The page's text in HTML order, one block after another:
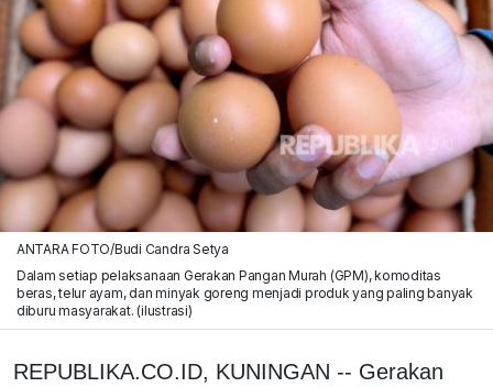
ANTARA FOTO/Budi Candra Setya
Dalam setiap pelaksanaan Gerakan Pangan Murah (GPM), komoditas
beras, telur ayam, dan minyak goreng menjadi produk yang paling banyak
diburu masyarakat. (ilustrasi)
REPUBLIKA.CO.ID, KUNINGAN -- Gerakan